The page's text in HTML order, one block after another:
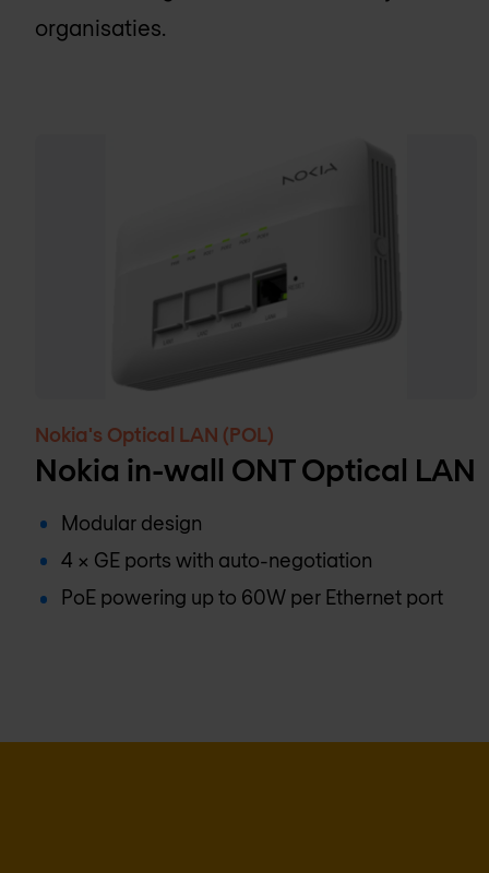
organisaties.
Nokia's Optical LAN (POL)
Nokia in-wall ONT Optical LAN
Modular design
4 x GE ports with auto-negotiation
PoE powering up to 60W per Ethernet port